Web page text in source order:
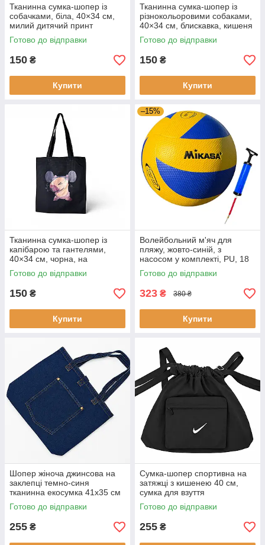
Тканинна сумка-шопер із
собачками, біла, 40×34 см,
милий дитячий принт
Готово до відправки
150 ₴
Купити
Тканинна сумка-шопер із
різнокольоровими собаками,
40×34 см, блискавка, кишеня
Готово до відправки
150 ₴
Купити
Тканинна сумка-шопер із
капібарою та гантелями,
40×34 см, чорна, на
блискавці, з кишенею
Готово до відправки
150 ₴
Купити
–15%
Волейбольний м'яч для
пляжу, жовто-синій, з
насосом у комплекті, PU, 18
панелей, розмір 5
Готово до відправки
323 ₴ 380 ₴
Купити
Шопер жіноча джинсова на
заклепці темно-синя
тканинна екосумка 41х35 см
Готово до відправки
255 ₴
Сумка-шопер спортивна на
затяжці з кишенею 40 см,
сумка для взуття
Готово до відправки
255 ₴